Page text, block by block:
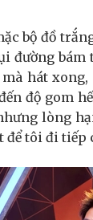
bộ đồ
đường
hát
độ gom
lòng
tôi đi tiếp